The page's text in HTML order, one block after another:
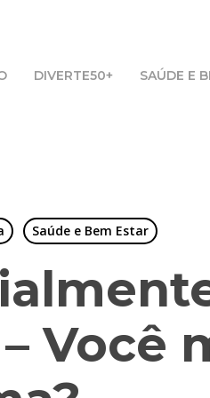
DIVERTE50+ SAÚDE E
Saúde e Bem Estar
Você